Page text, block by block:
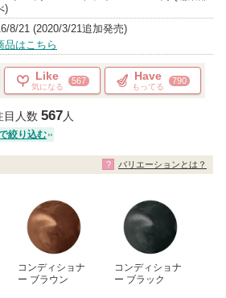
)
8/21 (2020/3/21追加発売)
品はこちら
Like
気になる
567 Have
もってる
790
目人数 567人
絞り込む
コンディショナ
ー ブラウン
コンディショナ
ー ブラック
バリエーションとは？